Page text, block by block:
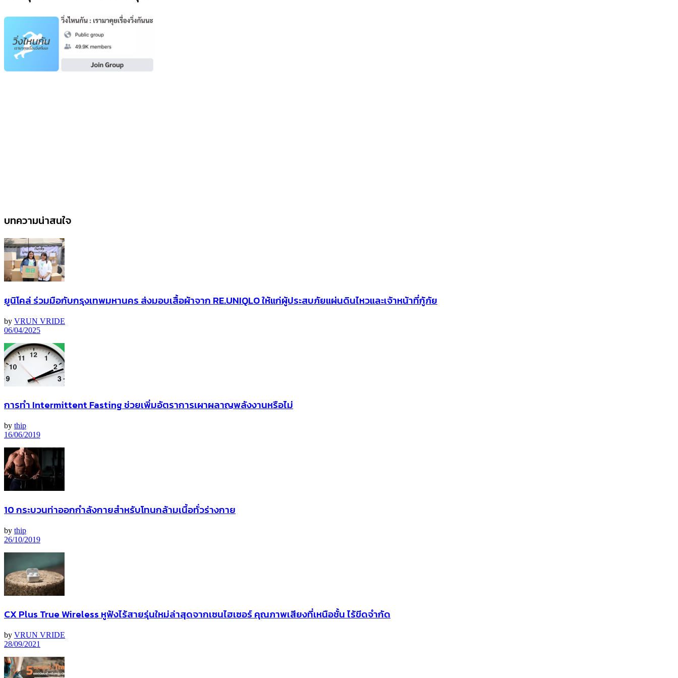
บทความน่าสนใจ
ยูนิโคล่ ร่วมมือกับกรุงเทพมหานคร ส่งมอบเสื้อผ้าจาก RE.UNIQLO ให้แก่ผู้ประสบภัยแผ่นดินไหวและเจ้าหน้าที่กู้ภัย
by VRUN VRIDE
06/04/2025
การทำ Intermittent Fasting ช่วยเพิ่มอัตราการเผาผลาญพลังงานหรือไม่
by thip
16/06/2019
10 กระบวนท่าออกกำลังกายสำหรับโทนกล้ามเนื้อทั่วร่างกาย
by thip
26/10/2019
CX Plus True Wireless หูฟังไร้สายรุ่นใหม่ล่าสุดจากเซนไฮเซอร์ คุณภาพเสียงที่เหนือชั้น ไร้ขีดจำกัด
by VRUN VRIDE
28/09/2021